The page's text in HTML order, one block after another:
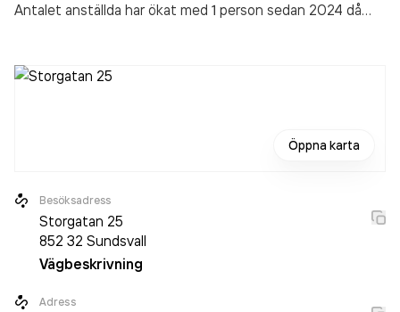
Antalet anställda har ökat med 1 person sedan 2024 då
omsatte 13 812 000,00 kr
Öppna karta
Besöksadress
Storgatan 25
852 32 Sundsvall
Vägbeskrivning
Adress